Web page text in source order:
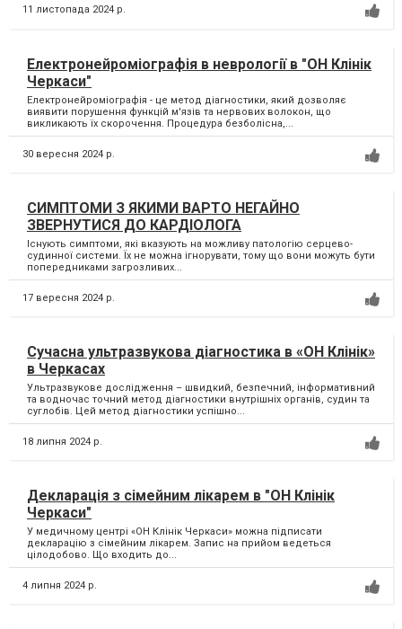
11 листопада 2024 р.
Електронейроміографія в неврології в "ОН Клінік
Черкаси"
Електронейроміографія - це метод діагностики, який дозволяє
виявити порушення функцій м'язів та нервових волокон, що
викликають їх скорочення. Процедура безболісна,...
30 вересня 2024 р.
СИМПТОМИ З ЯКИМИ ВАРТО НЕГАЙНО
ЗВЕРНУТИСЯ ДО КАРДІОЛОГА
Існують симптоми, які вказують на можливу патологію серцево-
судинної системи. Їх не можна ігнорувати, тому що вони можуть бути
попередниками загрозливих...
17 вересня 2024 р.
Сучасна ультразвукова діагностика в «ОН Клінік»
в Черкасах
Ультразвукове дослідження – швидкий, безпечний, інформативний
та водночас точний метод діагностики внутрішніх органів, судин та
суглобів. Цей метод діагностики успішно...
18 липня 2024 р.
Декларація з сімейним лікарем в "ОН Клінік
Черкаси"
У медичному центрі «ОН Клінік Черкаси» можна підписати
декларацію з сімейним лікарем. Запис на прийом ведеться
цілодобово. Що входить до...
4 липня 2024 р.